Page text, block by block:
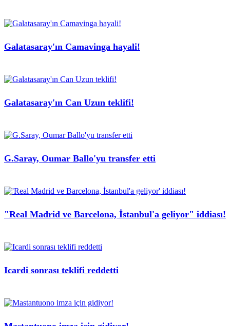
Galatasaray'ın Camavinga hayali!
Galatasaray'ın Can Uzun teklifi!
G.Saray, Oumar Ballo'yu transfer etti
"Real Madrid ve Barcelona, İstanbul'a geliyor" iddiası!
Icardi sonrası teklifi reddetti